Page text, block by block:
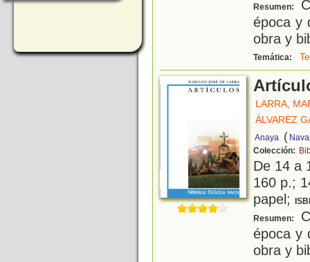
Resumen:
época y
obra y
Temática:
LARRA,
ÁLVAREZ
Anaya (
Colección:
De 14 a
160 p.;
papel;
Resumen:
época y
obra y